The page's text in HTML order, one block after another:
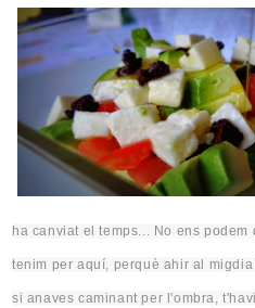
ha canviat el temps... No ens
tenim per aquí, perquè ahir al migdia
si anaves caminant per l'ombra,